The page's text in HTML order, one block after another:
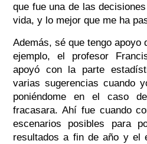
que fue una de las
vida, y lo mejor que me ha
Además, sé que tengo apoyo
ejemplo, el profesor
apoyó con la parte
varias sugerencias cuando
poniéndome en el caso
fracasara. Ahí fue cuando
escenarios posibles para
resultados a fin de año y el